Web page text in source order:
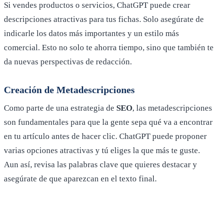
Si vendes productos o servicios, ChatGPT puede crear
descripciones atractivas para tus fichas. Solo asegúrate de
indicarle los datos más importantes y un estilo más
comercial. Esto no solo te ahorra tiempo, sino que también te
da nuevas perspectivas de redacción.
Creación de Metadescripciones
Como parte de una estrategia de SEO, las metadescripciones
son fundamentales para que la gente sepa qué va a encontrar
en tu artículo antes de hacer clic. ChatGPT puede proponer
varias opciones atractivas y tú eliges la que más te guste.
Aun así, revisa las palabras clave que quieres destacar y
asegúrate de que aparezcan en el texto final.